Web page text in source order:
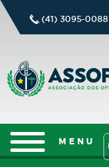
(41) 3095-0088